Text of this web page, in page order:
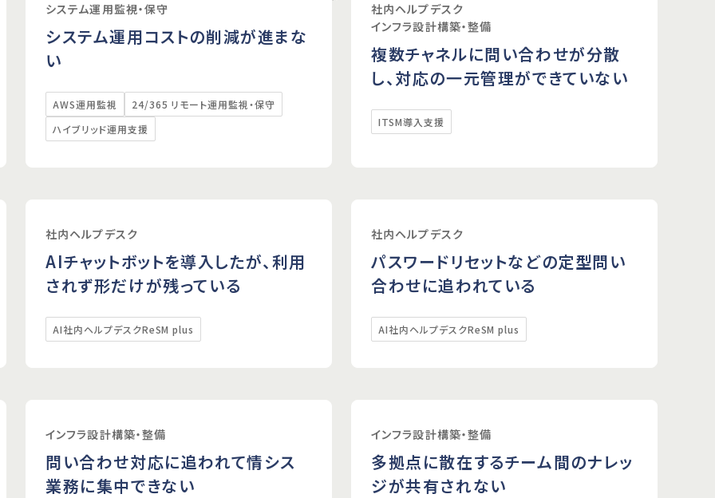
ServiceNow導入支援
ITSM導入支援
社内ポータル導入支援
Active Directory 総合サポート
PCI DSS v4.0 準拠・セキュリティサポートセンター
システム運用監視・保守
システム運用コストの削減が進まな
い
AWS運用監視
24/365 リモート運用監視・保守
ハイブリッド運用支援
社内ヘルプデスク
インフラ設計構築・整備
複数チャネルに問い合わせが分散
し、対応の一元管理ができていない
ITSM導入支援
社内ヘルプデスク
AIチャットボットを導入したが、利用
されず形だけが残っている
AI社内ヘルプデスクReSM plus
社内ヘルプデスク
パスワードリセットなどの定型問い
合わせに追われている
AI社内ヘルプデスクReSM plus
インフラ設計構築・整備
問い合わせ対応に追われて情シス
業務に集中できない
インフラ設計構築・整備
多拠点に散在するチーム間のナレッ
ジが共有されない